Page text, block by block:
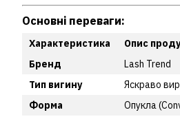
Основні переваги:
Характеристика
Опис
Бренд
Lash Trend
Тип вигину
Яскраво
Форма
Опукла